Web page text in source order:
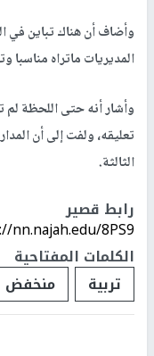
وأضاف أن هناك تباين في
المديريات ماتراه مناسبا
وأشار أنه حتى اللحظة لم
تعليقه، ولفت إلى أن
الثالثة.
رابط قصير
nn.najah.edu/8PS9/
الكلمات المفتاحية
تربية
منخفض